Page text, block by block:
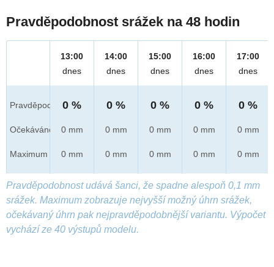
Pravděpodobnost srážek na 48 hodin
Pravděpod.
Očekáváno
Maximum
13:00
dnes
0 %
0 mm
0 mm
14:00
dnes
0 %
0 mm
0 mm
15:00
dnes
0 %
0 mm
0 mm
16:00
dnes
0 %
0 mm
0 mm
17:00
dnes
0 %
0 mm
0 mm
Pravděpodobnost udává šanci, že spadne alespoň 0,1 mm
srážek. Maximum zobrazuje nejvyšší možný úhrn srážek,
očekávaný úhrn pak nejpravděpodobnější variantu. Výpočet
vychází ze 40 výstupů modelu.